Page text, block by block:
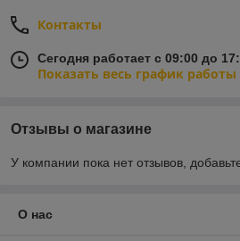
Контакты
Сегодня работает с 09:00 до
Показать весь график работы
Отзывы о магазине
У компании пока нет отзывов,
О нас